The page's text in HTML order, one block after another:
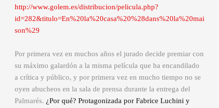
http://www.golem.es/distribucion/pelicula.php?
id=282&titulo=En%20la%20casa%20%28dans%20la%20mai
son%29
Por primera vez en muchos años el jurado decide premiar con
su máximo galardón a la misma película que ha encandilado
a crítica y público, y por primera vez en mucho tiempo no se
oyen abucheos en la sala de prensa durante la entrega del
Palmarés. ¿Por qué? Protagonizada por Fabrice Luchini y